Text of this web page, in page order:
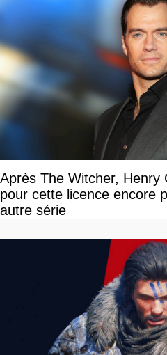
Après The Witcher, Henry
pour cette licence encore
autre série